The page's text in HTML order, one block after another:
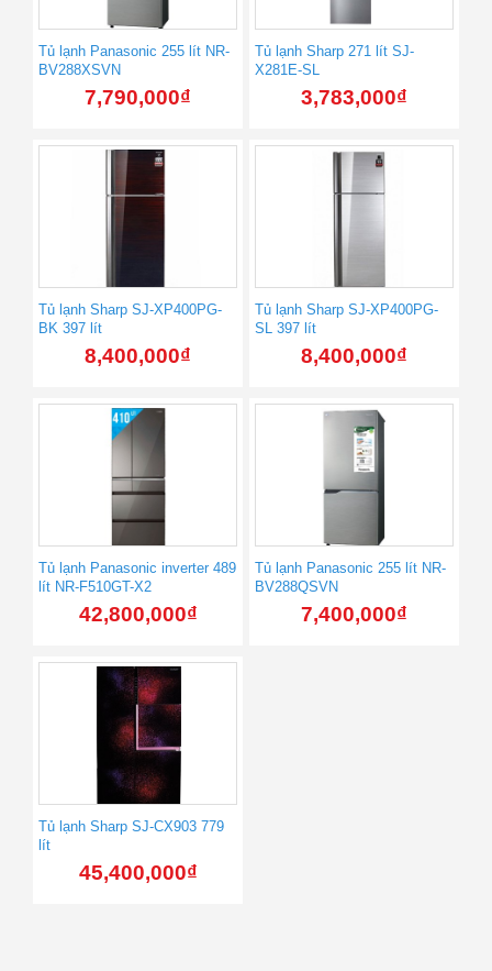
Tủ lạnh Panasonic 255 lít NR-
BV288XSVN
7,790,000₫
Tủ lạnh Sharp 271 lít SJ-
X281E-SL
3,783,000₫
Tủ lạnh Sharp SJ-XP400PG-
BK 397 lít
8,400,000₫
Tủ lạnh Sharp SJ-XP400PG-
SL 397 lít
8,400,000₫
Tủ lạnh Panasonic inverter 489
lít NR-F510GT-X2
42,800,000₫
Tủ lạnh Panasonic 255 lít NR-
BV288QSVN
7,400,000₫
Tủ lạnh Sharp SJ-CX903 779
lít
45,400,000₫